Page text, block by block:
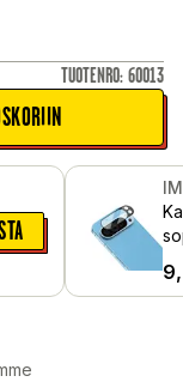
TUOTENRO: 60013